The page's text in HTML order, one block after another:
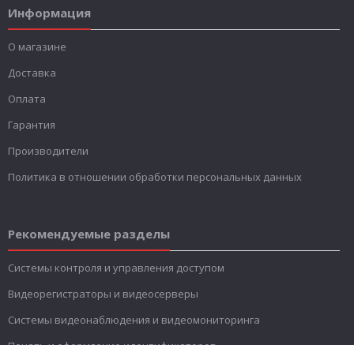
Информация
О магазине
Доставка
Оплата
Гарантия
Производители
Политика в отношении обработки персональных данных
Рекомендуемые разделы
Системы контроля и управления доступом
Видеорегистраторы и видеосерверы
Системы видеонаблюдения и видеомониторинга